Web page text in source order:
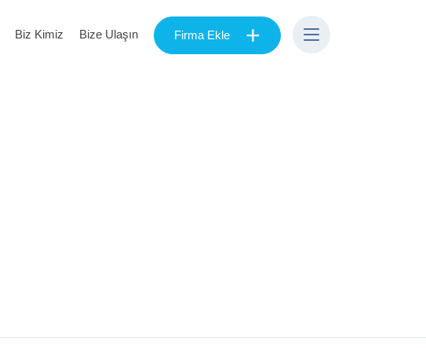
Biz Kimiz Bize Ulaşın Firma Ekle +